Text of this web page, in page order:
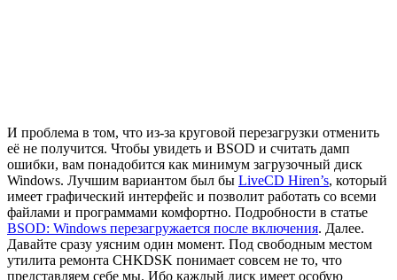
И проблема в том, что из-за круговой перезагрузки отменить
её не получится. Чтобы увидеть и BSOD и считать дамп
ошибки, вам понадобится как минимум загрузочный диск
Windows. Лучшим вариантом был бы LiveCD Hiren’s, который
имеет графический интерфейс и позволит работать со всеми
файлами и программами комфортно. Подробности в статье
BSOD: Windows перезагружается после включения. Далее.
Давайте сразу уясним один момент. Под свободным местом
утилита ремонта CHKDSK понимает совсем не то, что
представляем себе мы. Ибо каждый диск имеет особую